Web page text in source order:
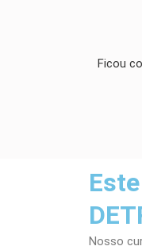
Ficou
Nosso